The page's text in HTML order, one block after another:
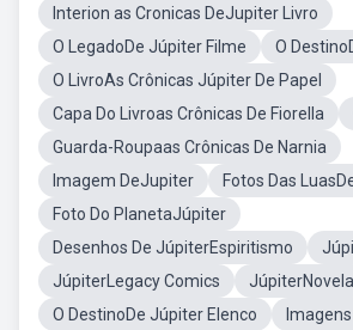
Interion as Cronicas DeJupiter Livro
O LegadoDe Júpiter Filme
O
O LivroAs Crônicas Júpiter De Papel
Capa Do Livroas Crônicas De Fiorella
Guarda-Roupaas Crônicas De Narnia
Imagem DeJupiter
Fotos Das
Foto Do PlanetaJúpiter
Desenhos De JúpiterEspiritismo
JúpiterLegacy Comics
JúpiterNovela
O DestinoDe Júpiter Elenco